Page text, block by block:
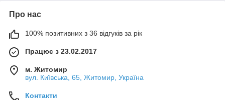
Про нас
100% позитивних з 36 відгуків за рік
Працює з 23.02.2017
м. Житомир
вул. Київська, 65, Житомир, Україна
Контакти